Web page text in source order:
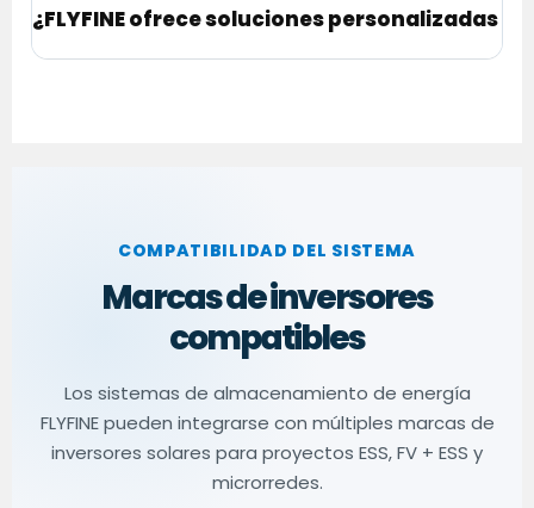
¿FLYFINE ofrece soluciones personalizadas
COMPATIBILIDAD DEL SISTEMA
Marcas de inversores
compatibles
Los sistemas de almacenamiento de energía
FLYFINE pueden integrarse con múltiples marcas de
inversores solares para proyectos ESS, FV + ESS y
microrredes.